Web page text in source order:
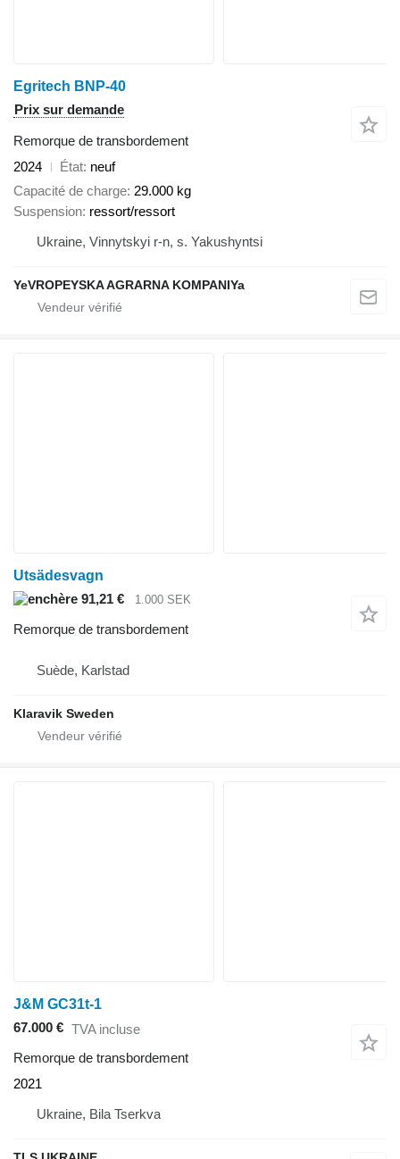
Egritech BNP-40
Prix sur demande
Remorque de transbordement
2024
État neuf
Capacité de charge 29.000 kg
Suspension ressort/ressort
Ukraine, Vinnytskyi r-n, s. Yakushyntsi
YeVROPEYSKA AGRARNA KOMPANIYa
Utsädesvagn
91,21 €
1.000 SEK
Remorque de transbordement
Suède, Karlstad
Klaravik Sweden
J&M GC31t-1
67.000 € TVA incluse
Remorque de transbordement
2021
Ukraine, Bila Tserkva